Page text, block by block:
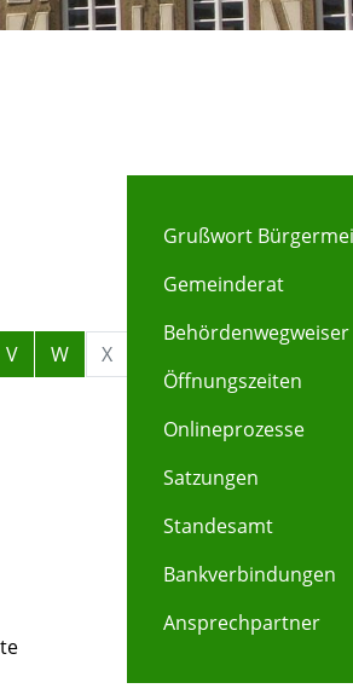
V W X
Grußwort
Gemeinderat
Behördenwegweiser
Öffnungszeiten
Onlineprozesse
Satzungen
Standesamt
Bankverbindungen
Ansprechpartner